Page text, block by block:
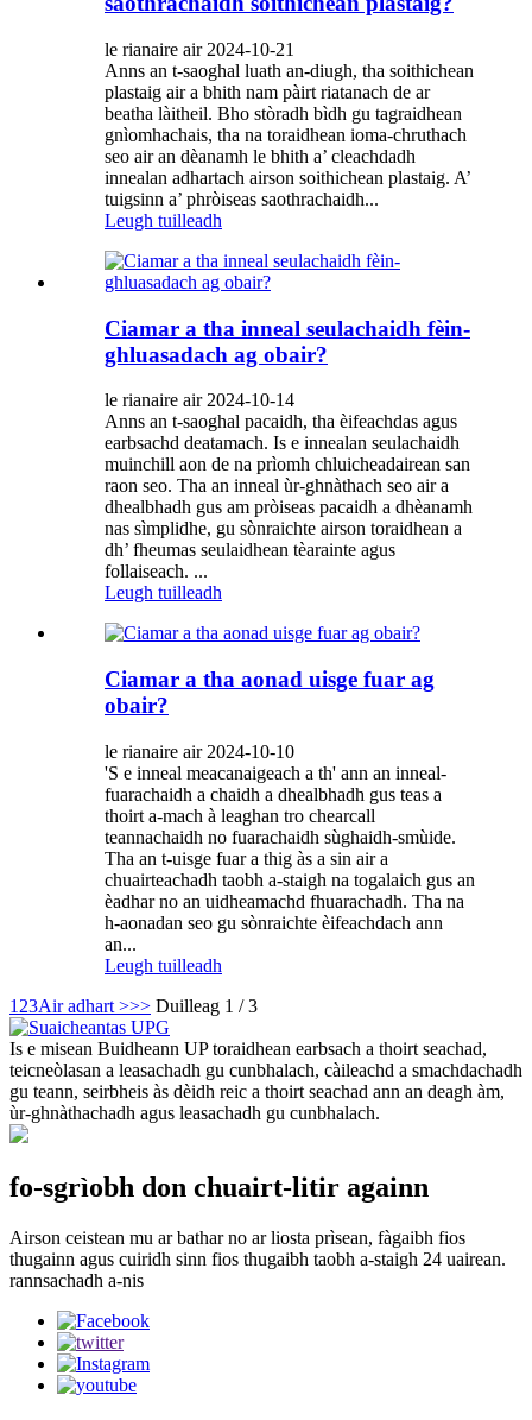
le rianaire air 2024-10-21
Anns an t-saoghal luath an-diugh, tha soithichean
plastaig air a bhith nam pàirt riatanach de ar
beatha làitheil. Bho stòradh bìdh gu tagraidhean
gnìomhachais, tha na toraidhean ioma-chruthach
seo air an dèanamh le bhith a’ cleachdadh
innealan adhartach airson soithichean plastaig. A’
tuigsinn a’ phròiseas saothrachaidh...
Leugh tuilleadh
Ciamar a tha inneal seulachaidh fèin-
ghluasadach ag obair?
le rianaire air 2024-10-14
Anns an t-saoghal pacaidh, tha èifeachdas agus
earbsachd deatamach. Is e innealan seulachaidh
muinchill aon de na prìomh chluicheadairean san
raon seo. Tha an inneal ùr-ghnàthach seo air a
dhealbhadh gus am pròiseas pacaidh a dhèanamh
nas sìmplidhe, gu sònraichte airson toraidhean a
dh’ fheumas seulaidhean tèarainte agus
follaiseach. ...
Leugh tuilleadh
Ciamar a tha aonad uisge fuar ag
obair?
le rianaire air 2024-10-10
'S e inneal meacanaigeach a th' ann an inneal-
fuarachaidh a chaidh a dhealbhadh gus teas a
thoirt a-mach à leaghan tro chearcall
teannachaidh no fuarachaidh sùghaidh-smùide.
Tha an t-uisge fuar a thig às a sin air a
chuairteachadh taobh a-staigh na togalaich gus an
èadhar no an uidheamachd fhuarachadh. Tha na
h-aonadan seo gu sònraichte èifeachdach ann
an...
Leugh tuilleadh
1 23Air adhart >>> Duilleag 1 / 3
Is e misean Buidheann UP toraidhean earbsach a thoirt seachad,
teicneòlasan a leasachadh gu cunbhalach, càileachd a smachdachadh
gu teann, seirbheis às dèidh reic a thoirt seachad ann an deagh àm,
ùr-ghnàthachadh agus leasachadh gu cunbhalach.
fo-sgrìobh don chuairt-litir againn
Airson ceistean mu ar bathar no ar liosta prìsean, fàgaibh fios
thugainn agus cuiridh sinn fios thugaibh taobh a-staigh 24 uairean.
rannsachadh a-nis